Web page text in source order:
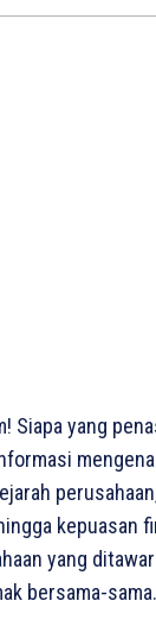
Siapa yang
kepuasan
yang
bersama-sama.